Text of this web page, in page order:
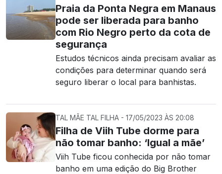
Praia da Ponta Negra em Manaus
pode ser liberada para banho
com Rio Negro perto da cota de
segurança
Estudos técnicos ainda precisam avaliar as
condições para determinar quando será
seguro liberar o local para banhistas.
TAL MÃE TAL FILHA - 17/05/2023 ÀS 20:08
Filha de Viih Tube dorme para
não tomar banho: ‘Igual a mãe’
Viih Tube ficou conhecida por não tomar
banho em uma edição do Big Brother